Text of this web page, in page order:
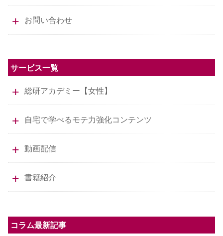
お問い合わせ
サービス一覧
総研アカデミー【女性】
自宅で学べるモテ力強化コンテンツ
動画配信
書籍紹介
コラム最新記事